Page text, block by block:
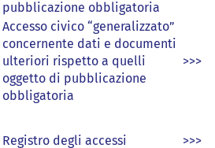
pubblicazione obbligatoria
Accesso civico “generalizzato”
concernente dati e documenti
ulteriori rispetto a quelli
oggetto di pubblicazione
obbligatoria
>>>
Registro degli accessi >>>